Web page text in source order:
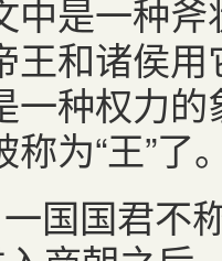
中是一种
王和诸侯
一种权力
为“王”了
国国君不